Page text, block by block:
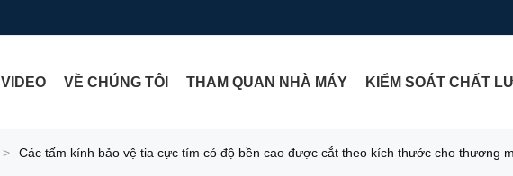
VIDEO VỀ CHÚNG TÔI THAM QUAN NHÀ MÁY KIỂM SOÁT CHẤT
> Các tấm kính bảo vệ tia cực tím có độ bền cao được cắt theo kích thước cho thương